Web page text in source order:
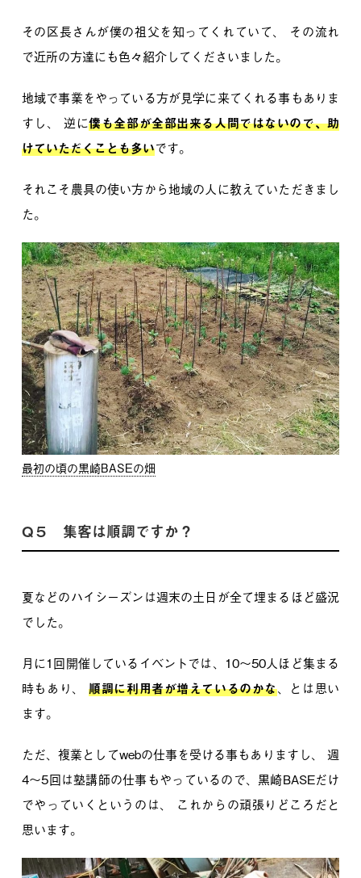
その区長さんが僕の祖父を知ってくれていて、
その流れ
で近所の方達にも色々紹介してくださいました。
地域で事業をやっている方が見学に来てくれる事もありま
すし、
逆に僕も全部が全部出来る人間ではないので、助
けていただくことも多いです。
それこそ農具の使い方から地域の人に教えていただきまし
た。
最初の頃の黒崎BASEの畑
Q５ 集客は順調ですか？
夏などのハイシーズンは週末の土日が全て埋まるほど盛況
でした。
月に1回開催しているイベントでは、10〜50人ほど集まる
時もあり、
順調に利用者が増えているのかな、とは思い
ます。
ただ、複業としてwebの仕事を受ける事もありますし、
週
4〜5回は塾講師の仕事もやっているので、黒崎BASEだけ
でやっていくというのは、
これからの頑張りどころだと
思います。